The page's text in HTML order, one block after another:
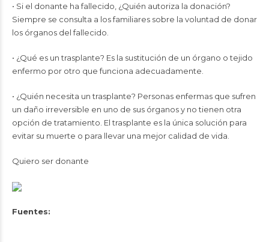
• Si el donante ha fallecido, ¿Quién autoriza la donación?
Siempre se consulta a los familiares sobre la voluntad de donar
los órganos del fallecido.
• ¿Qué es un trasplante? Es la sustitución de un órgano o tejido
enfermo por otro que funciona adecuadamente.
• ¿Quién necesita un trasplante? Personas enfermas que sufren
un daño irreversible en uno de sus órganos y no tienen otra
opción de tratamiento. El trasplante es la única solución para
evitar su muerte o para llevar una mejor calidad de vida.
Quiero ser donante
Fuentes: